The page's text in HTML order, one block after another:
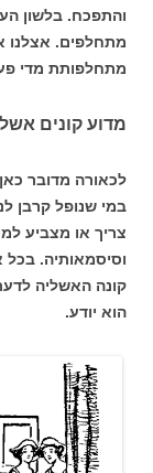
והתפכח. בלשון
מתחלפים. אצלנו
מתחלפותת מדי
מדוע קונים
לכאורה מדובר
במי שנופל קרבן
צריך או מצביע
וסיסמאותיה.
קונה האשליה
הוא יודע.